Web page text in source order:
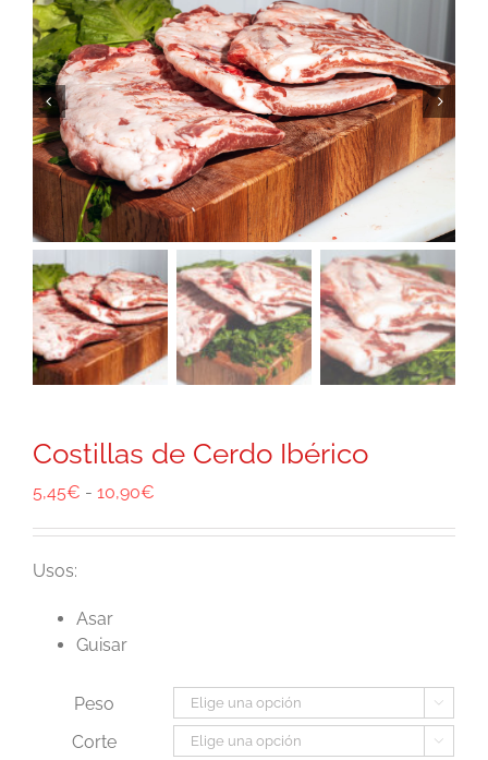
Costillas de Cerdo Ibérico
5,45€ - 10,90€
precios:
Usos:
Asar
Guisar
Peso 
Corte 